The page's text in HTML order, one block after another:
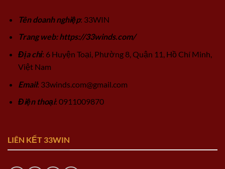
Tên doanh nghiệp: 33WIN
Trang web: https://33winds.com/
Địa chỉ: 6 Huyện Toại, Phường 8, Quận 11, Hồ Chí Minh,
Việt Nam
Email: 33winds.com@gmail.com
Điện thoại: 0911009870
LIÊN KẾT 33WIN